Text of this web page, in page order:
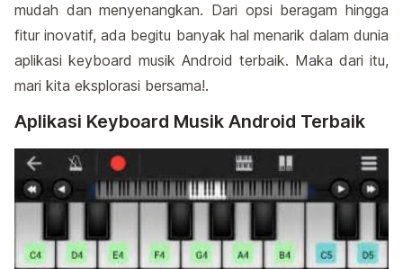
mudah dan menyenangkan. Dari opsi beragam hingga
fitur inovatif, ada begitu banyak hal menarik dalam dunia
aplikasi keyboard musik Android terbaik. Maka dari itu,
mari kita eksplorasi bersama!.
Aplikasi Keyboard Musik Android Terbaik